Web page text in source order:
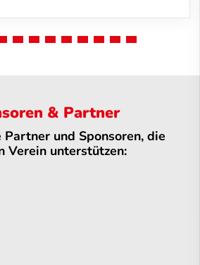
& Partner
und Sponsoren, die
Verein unterstützen: